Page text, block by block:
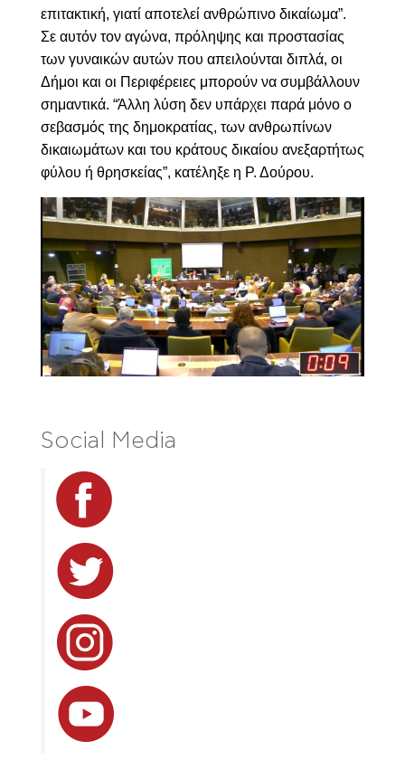
επιτακτική, γιατί αποτελεί ανθρώπινο δικαίωμα”.
Σε αυτόν τον αγώνα, πρόληψης και προστασίας
των γυναικών αυτών που απειλούνται διπλά, οι
Δήμοι και οι Περιφέρειες μπορούν να συμβάλλουν
σημαντικά. “Άλλη λύση δεν υπάρχει παρά μόνο ο
σεβασμός της δημοκρατίας, των ανθρωπίνων
δικαιωμάτων και του κράτους δικαίου ανεξαρτήτως
φύλου ή θρησκείας”, κατέληξε η Ρ. Δούρου.
Social Media